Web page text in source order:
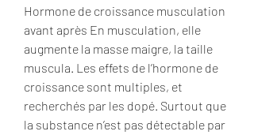
Hormone de croissance musculation
avant après En musculation, elle
augmente la masse maigre, la taille
muscula. Les effets de l’hormone de
croissance sont multiples, et
recherchés par les dopé. Surtout que
la substance n’est pas détectable par